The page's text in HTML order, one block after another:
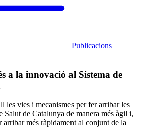
Publicacions
a la innovació al Sistema de
les vies i mecanismes per fer arribar les
Salut de Catalunya de manera més àgil i,
arribar més ràpidament al conjunt de la